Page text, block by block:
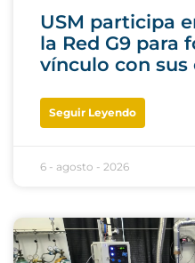
USM participa
la Red G9 para
vínculo con sus
Seguir Leyendo
6 - agosto - 2026